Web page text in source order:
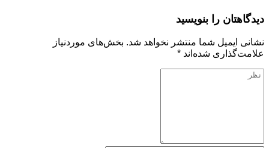
دیدگاهتان را بنویسید
نشانی ایمیل شما منتشر نخواهد شد. بخش‌های موردنیاز
علامت‌گذاری شده‌اند *